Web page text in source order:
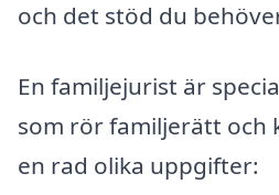
och det stöd du
En familjejurist är
som rör familjerätt och
en rad olika uppgifter: